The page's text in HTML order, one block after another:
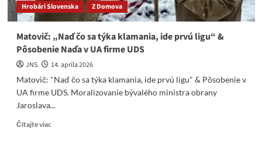
Hrobári Slovenska Z Domova
Matovič: „Naď čo sa týka klamania, ide prvú ligu“ &
Pôsobenie Naďa v UA firme UDS
JNS
14. apríla 2026
Matovič: "Naď čo sa týka klamania, ide prvú ligu" & Pôsobenie v
UA firme UDS. Moralizovanie bývalého ministra obrany
Jaroslava...
Čítajte viacRead